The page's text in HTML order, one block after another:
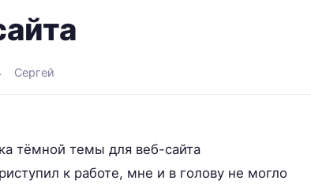
Сергей
тёмной темы для веб-сайта
к работе, мне и в голову не могло